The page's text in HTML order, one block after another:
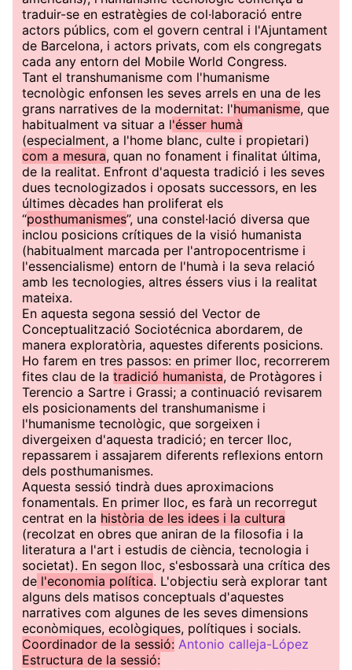
traduir-se en estratègies de col·laboració entre
actors públics, com el govern central i l'Ajuntament
de Barcelona, i actors privats, com els congregats
cada any entorn del Mobile World Congress.
Tant el transhumanisme com l'humanisme
tecnològic enfonsen les seves arrels en una de les
grans narratives de la modernitat: l'humanisme, que
habitualment va situar a l'ésser humà
(especialment, a l'home blanc, culte i propietari)
com a mesura, quan no fonament i finalitat última,
de la realitat. Enfront d'aquesta tradició i les seves
dues tecnologizados i oposats successors, en les
últimes dècades han proliferat els
“posthumanismes”, una constel·lació diversa que
inclou posicions crítiques de la visió humanista
(habitualment marcada per l'antropocentrisme i
l'essencialisme) entorn de l'humà i la seva relació
amb les tecnologies, altres éssers vius i la realitat
mateixa.
En aquesta segona sessió del Vector de
Conceptualització Sociotécnica abordarem, de
manera exploratòria, aquestes diferents posicions.
Ho farem en tres passos: en primer lloc, recorrerem
fites clau de la tradició humanista, de Protàgores i
Terencio a Sartre i Grassi; a continuació revisarem
els posicionaments del transhumanisme i
l'humanisme tecnològic, que sorgeixen i
divergeixen d'aquesta tradició; en tercer lloc,
repassarem i assajarem diferents reflexions entorn
dels posthumanismes.
Aquesta sessió tindrà dues aproximacions
fonamentals. En primer lloc, es farà un recorregut
centrat en la història de les idees i la cultura
(recolzat en obres que aniran de la filosofia i la
literatura a l'art i estudis de ciència, tecnologia i
societat). En segon lloc, s'esbossarà una crítica des
de l'economia política. L'objectiu serà explorar tant
alguns dels matisos conceptuals d'aquestes
narratives com algunes de les seves dimensions
econòmiques, ecològiques, polítiques i socials.
Coordinador de la sessió: Antonio calleja-López
Estructura de la sessió: